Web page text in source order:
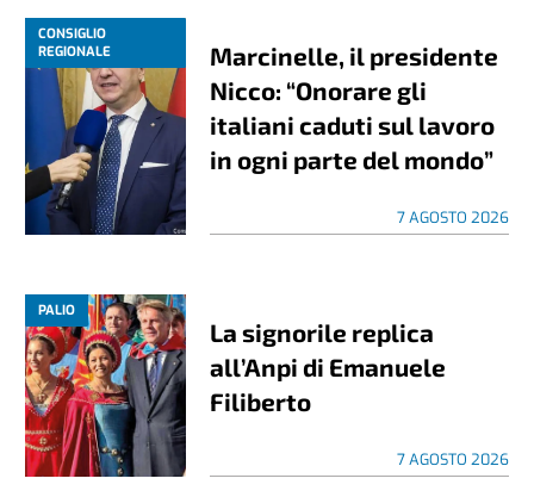
CONSIGLIO
REGIONALE
Marcinelle, il presidente
Nicco: “Onorare gli
italiani caduti sul lavoro
in ogni parte del mondo”
7 AGOSTO 2026
PALIO
La signorile replica
all’Anpi di Emanuele
Filiberto
7 AGOSTO 2026